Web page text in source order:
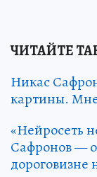
ЧИТАЙТЕ
Никас
картины.
«Нейросеть
Сафронов —
дороговизне